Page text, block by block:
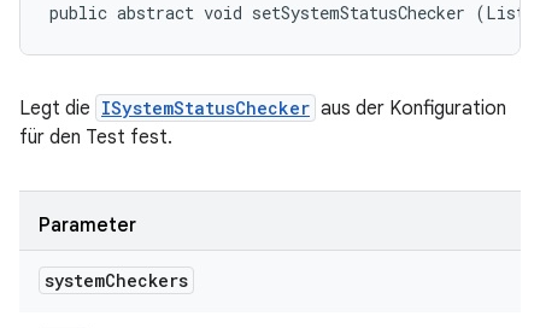
public abstract void setSystemStatusChecker (List<
Legt die ISystemStatusChecker aus der Konfiguration
für den Test fest.
Parameter
systemCheckers